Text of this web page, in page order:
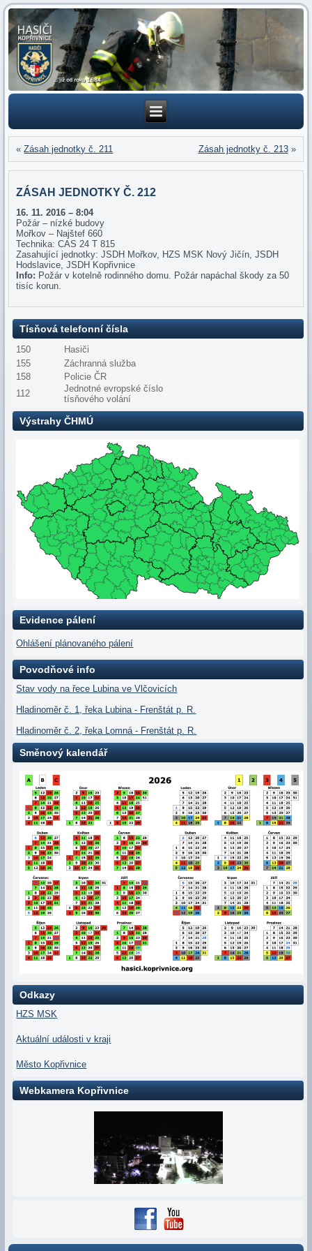
«Zásah jednotky č. 211 Zásah jednotky č. 213»
ZÁSAH JEDNOTKY Č. 212
16. 11. 2016 – 8:04
Požár – nízké budovy
Mořkov – Najštef 660
Technika: CAS 24 T 815
Zasahující jednotky: JSDH Mořkov, HZS MSK Nový Jičín, JSDH
Hodslavice, JSDH Kopřivnice
Info: Požár v kotelně rodinného domu. Požár napáchal škody za 50
tisíc korun.
Tísňová telefonní čísla
150
Hasiči
155
Záchranná služba
158
Policie ČR
112
Jednotné evropské číslo
tísňového volání
Výstrahy ČHMÚ
Evidence pálení
Ohlášení plánovaného pálení
Povodňové info
Stav vody na řece Lubina ve Vlčovicích
Hladinoměr č. 1, řeka Lubina - Frenštát p. R.
Hladinoměr č. 2, řeka Lomná - Frenštát p. R.
Směnový kalendář
Odkazy
HZS MSK
Aktuální události v kraji
Město Kopřivnice
Webkamera Kopřivnice